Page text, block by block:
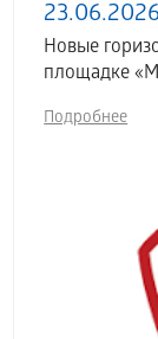
23.06.2026
Новые
площадке
Подробнее